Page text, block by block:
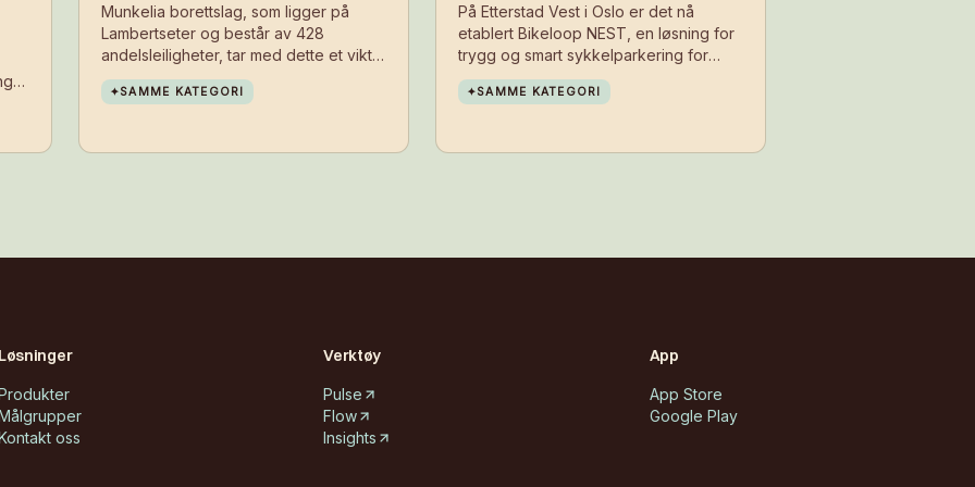
Munkelia borettslag, som ligger på
Lambertseter og består av 428
andelsleiligheter, tar med dette et viktig
steg mot å gjøre det enklere og
tryggere for beboere å velge sykkelen
✦SAMME KATEGORI
På Etterstad Vest i Oslo er det nå
etablert Bikeloop NEST, en løsning for
trygg og smart sykkelparkering for
beboerne i boligområdet. Med
installasjonen får beboerne et sikkert
✦SAMME KATEGORI
Løsninger
oss
Verktøy
Pulse
Flow
Insights
App
App Store
Google Play